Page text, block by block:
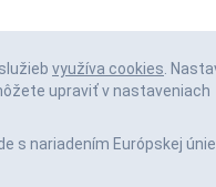
využíva cookies.
upraviť v nastaveniach
s nariadením Európskej únie